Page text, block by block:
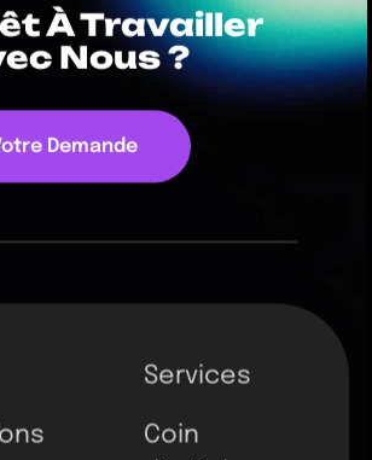
À Travailler
Nous ?
Demande
Services
Coin